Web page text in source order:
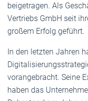
beigetragen. Als
Vertriebs GmbH seit
großem Erfolg geführt.
In den letzten Jahren
vorangebracht. Seine
haben das